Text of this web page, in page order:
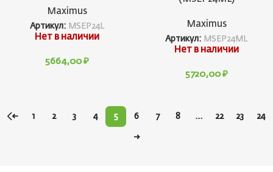
Maximus
Артикул: MSEP24L
Нет в наличии
5664,00 ₽
Maximus
Артикул: MSEP24ML
Нет в наличии
5720,00 ₽
← 1 2 3 4 5 6 7 8 … 22 23 24
→